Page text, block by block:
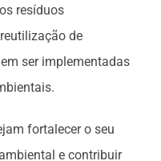
resíduos
de
ser implementadas
fortalecer o seu
e contribuir